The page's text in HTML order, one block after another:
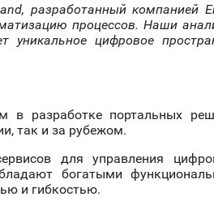
разработанный компанией
процессов. Наши
цифровое
в разработке портальных
так и за рубежом.
для управления
богатыми
и гибкостью.